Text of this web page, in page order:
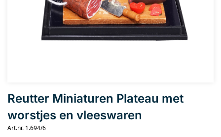
Reutter Miniaturen Plateau met
worstjes en vleeswaren
Art.nr. 1.694/6